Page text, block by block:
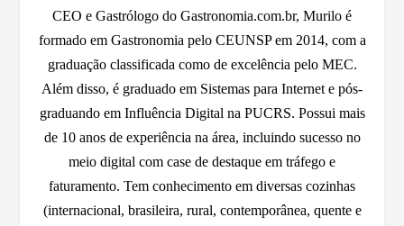
CEO e Gastrólogo do Gastronomia.com.br, Murilo é
formado em Gastronomia pelo CEUNSP em 2014, com a
graduação classificada como de excelência pelo MEC.
Além disso, é graduado em Sistemas para Internet e pós-
graduando em Influência Digital na PUCRS. Possui mais
de 10 anos de experiência na área, incluindo sucesso no
meio digital com case de destaque em tráfego e
faturamento. Tem conhecimento em diversas cozinhas
(internacional, brasileira, rural, contemporânea, quente e